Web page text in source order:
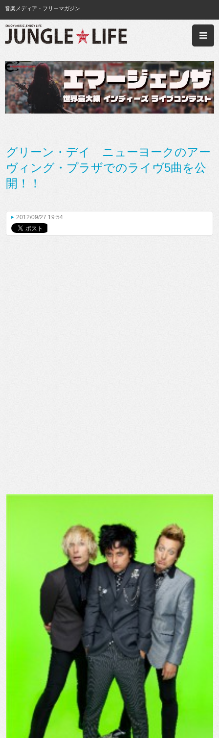
音楽メディア・フリーマガジン
グリーン・デイ ニューヨークのアー
ヴィング・プラザでのライヴ5曲を公
開！！
2012/09/27 19:54